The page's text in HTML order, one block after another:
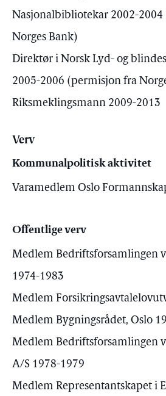
Nasjonalbibliotekar 2002-
Norges Bank)
Direktør i Norsk Lyd- og
2005-2006 (permisjon fra
Riksmeklingsmann 2009-2013
Verv
Kommunalpolitisk aktivitet
Varamedlem Oslo
Offentlige verv
Medlem Bedriftsforsamlingen
1974-1983
Medlem
Medlem Bygningsrådet, Oslo
Medlem Bedriftsforsamlingen
A/S 1978-1979
Medlem Representantskapet i